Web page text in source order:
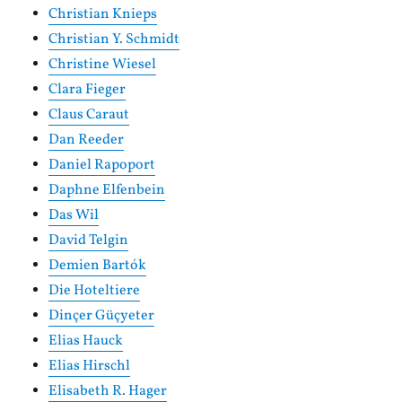
Christian Knieps
Christian Y. Schmidt
Christine Wiesel
Clara Fieger
Claus Caraut
Dan Reeder
Daniel Rapoport
Daphne Elfenbein
Das Wil
David Telgin
Demien Bartók
Die Hoteltiere
Dinçer Güçyeter
Elias Hauck
Elias Hirschl
Elisabeth R. Hager